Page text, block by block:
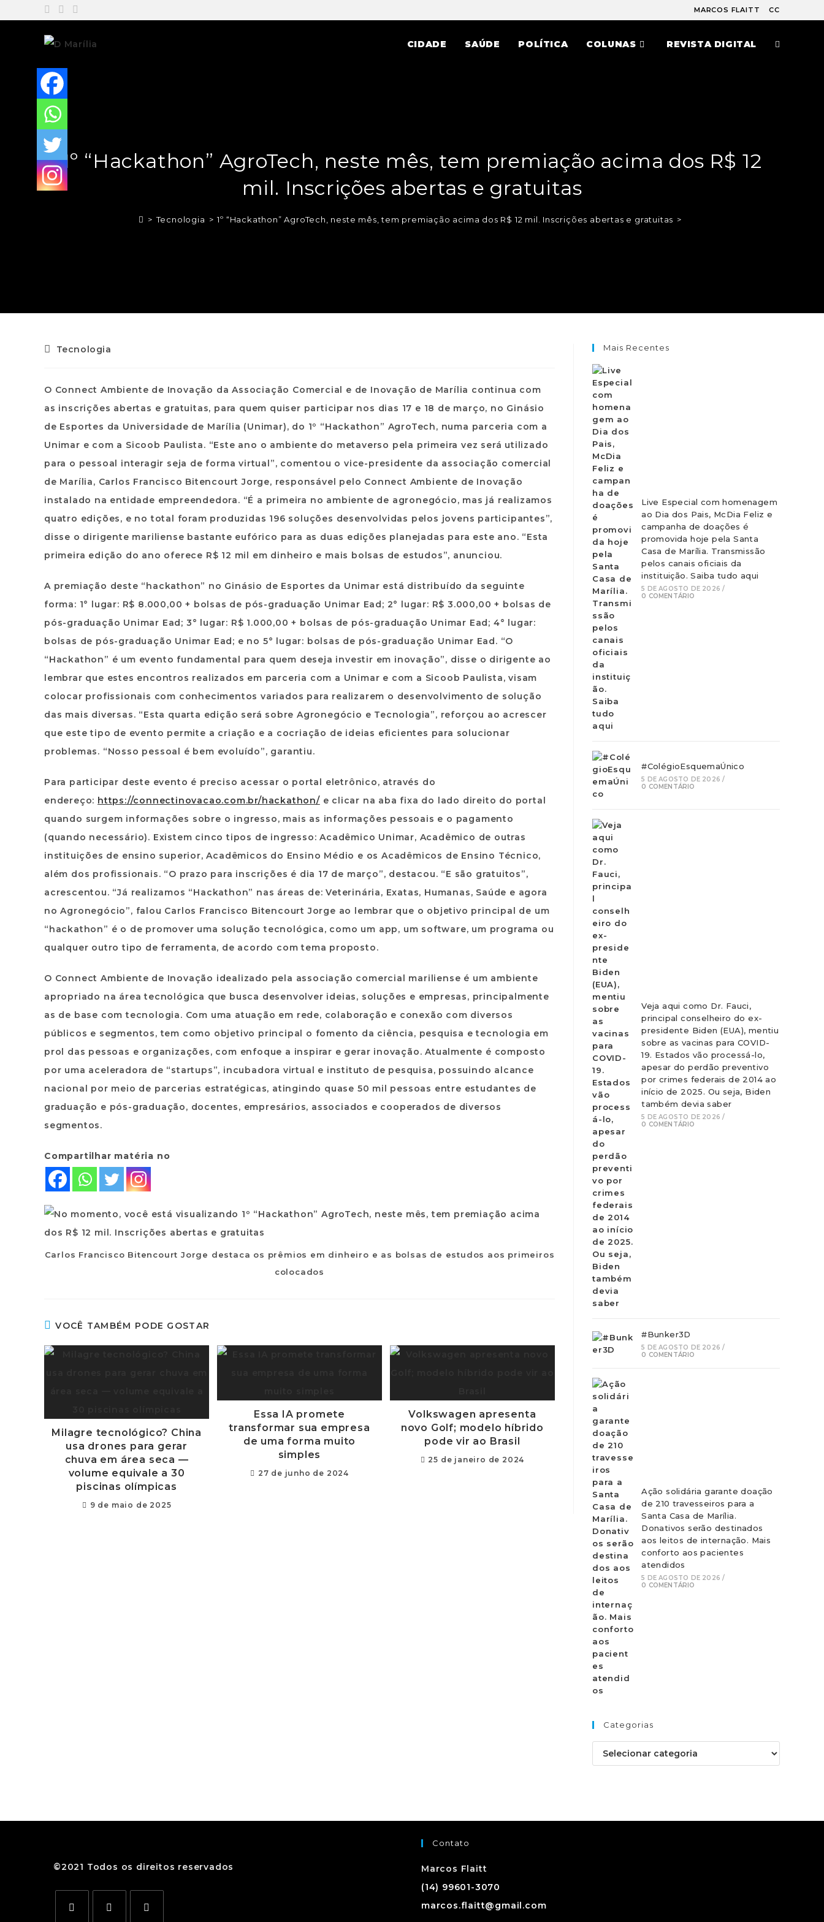
MARCOS FLAITT CC
CIDADE SAÚDE POLÍTICA COLUNAS REVISTA DIGITAL
1º “Hackathon” AgroTech, neste mês, tem premiação acima dos R$ 12
mil. Inscrições abertas e gratuitas
> Tecnologia > 1º “Hackathon” AgroTech, neste mês, tem premiação acima dos R$ 12 mil. Inscrições abertas e gratuitas >
Tecnologia
O Connect Ambiente de Inovação da Associação Comercial e de Inovação de Marília continua com
as inscrições abertas e gratuitas, para quem quiser participar nos dias 17 e 18 de março, no Ginásio
de Esportes da Universidade de Marília (Unimar), do 1º “Hackathon” AgroTech, numa parceria com a
Unimar e com a Sicoob Paulista. “Este ano o ambiente do metaverso pela primeira vez será utilizado
para o pessoal interagir seja de forma virtual”, comentou o vice-presidente da associação comercial
de Marília, Carlos Francisco Bitencourt Jorge, responsável pelo Connect Ambiente de Inovação
instalado na entidade empreendedora. “É a primeira no ambiente de agronegócio, mas já realizamos
quatro edições, e no total foram produzidas 196 soluções desenvolvidas pelos jovens participantes”,
disse o dirigente mariliense bastante eufórico para as duas edições planejadas para este ano. “Esta
primeira edição do ano oferece R$ 12 mil em dinheiro e mais bolsas de estudos”, anunciou.
A premiação deste “hackathon” no Ginásio de Esportes da Unimar está distribuído da seguinte
forma: 1° lugar: R$ 8.000,00 + bolsas de pós-graduação Unimar Ead; 2° lugar: R$ 3.000,00 + bolsas de
pós-graduação Unimar Ead; 3° lugar: R$ 1.000,00 + bolsas de pós-graduação Unimar Ead; 4° lugar:
bolsas de pós-graduação Unimar Ead; e no 5° lugar: bolsas de pós-graduação Unimar Ead. “O
“Hackathon” é um evento fundamental para quem deseja investir em inovação”, disse o dirigente ao
lembrar que estes encontros realizados em parceria com a Unimar e com a Sicoob Paulista, visam
colocar profissionais com conhecimentos variados para realizarem o desenvolvimento de solução
das mais diversas. “Esta quarta edição será sobre Agronegócio e Tecnologia”, reforçou ao acrescer
que este tipo de evento permite a criação e a cocriação de ideias eficientes para solucionar
problemas. “Nosso pessoal é bem evoluído”, garantiu.
Para participar deste evento é preciso acessar o portal eletrônico, através do
endereço: https://connectinovacao.com.br/hackathon/e clicar na aba fixa do lado direito do portal
quando surgem informações sobre o ingresso, mais as informações pessoais e o pagamento
(quando necessário). Existem cinco tipos de ingresso: Acadêmico Unimar, Acadêmico de outras
instituições de ensino superior, Acadêmicos do Ensino Médio e os Acadêmicos de Ensino Técnico,
além dos profissionais. “O prazo para inscrições é dia 17 de março”, destacou. “E são gratuitos”,
acrescentou. “Já realizamos “Hackathon” nas áreas de: Veterinária, Exatas, Humanas, Saúde e agora
no Agronegócio”, falou Carlos Francisco Bitencourt Jorge ao lembrar que o objetivo principal de um
“hackathon” é o de promover uma solução tecnológica, como um app, um software, um programa ou
qualquer outro tipo de ferramenta, de acordo com tema proposto.
O Connect Ambiente de Inovação idealizado pela associação comercial mariliense é um ambiente
apropriado na área tecnológica que busca desenvolver ideias, soluções e empresas, principalmente
as de base com tecnologia. Com uma atuação em rede, colaboração e conexão com diversos
públicos e segmentos, tem como objetivo principal o fomento da ciência, pesquisa e tecnologia em
prol das pessoas e organizações, com enfoque a inspirar e gerar inovação. Atualmente é composto
por uma aceleradora de “startups”, incubadora virtual e instituto de pesquisa, possuindo alcance
nacional por meio de parcerias estratégicas, atingindo quase 50 mil pessoas entre estudantes de
graduação e pós-graduação, docentes, empresários, associados e cooperados de diversos
segmentos.
Compartilhar matéria no
Carlos Francisco Bitencourt Jorge destaca os prêmios em dinheiro e as bolsas de estudos aos primeiros
colocados
VOCÊ TAMBÉM PODE GOSTAR
Milagre tecnológico? China
usa drones para gerar
chuva em área seca —
volume equivale a 30
piscinas olímpicas
9 de maio de 2025
Essa IA promete
transformar sua empresa
de uma forma muito
simples
27 de junho de 2024
Volkswagen apresenta
novo Golf; modelo híbrido
pode vir ao Brasil
25 de janeiro de 2024
Mais Recentes
Live Especial com homenagem
ao Dia dos Pais, McDia Feliz e
campanha de doações é
promovida hoje pela Santa
Casa de Marília. Transmissão
pelos canais oficiais da
instituição. Saiba tudo aqui
5 DE AGOSTO DE 2026 /
0 COMENTÁRIO
#ColégioEsquemaÚnico
5 DE AGOSTO DE 2026 /
0 COMENTÁRIO
Veja aqui como Dr. Fauci,
principal conselheiro do ex-
presidente Biden (EUA), mentiu
sobre as vacinas para COVID-
19. Estados vão processá-lo,
apesar do perdão preventivo
por crimes federais de 2014 ao
início de 2025. Ou seja, Biden
também devia saber
5 DE AGOSTO DE 2026 /
0 COMENTÁRIO
#Bunker3D
5 DE AGOSTO DE 2026 /
0 COMENTÁRIO
Ação solidária garante doação
de 210 travesseiros para a
Santa Casa de Marília.
Donativos serão destinados
aos leitos de internação. Mais
conforto aos pacientes
atendidos
5 DE AGOSTO DE 2026 /
0 COMENTÁRIO
Categorias
©2021 Todos os direitos reservados
Contato
Marcos Flaitt
(14) 99601-3070
marcos.flaitt@gmail.com